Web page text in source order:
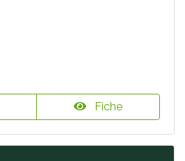
Fiche